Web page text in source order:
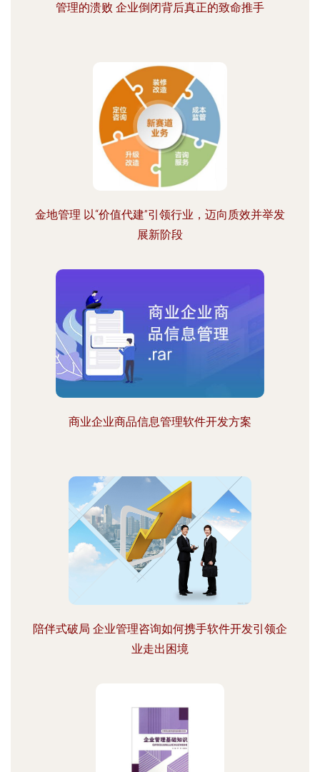
管理的溃败 企业倒闭背后真正的致命推手
金地管理 以“价值代建”引领行业，迈向质效并举发
展新阶段
商业企业商品信息管理软件开发方案
陪伴式破局 企业管理咨询如何携手软件开发引领企
业走出困境